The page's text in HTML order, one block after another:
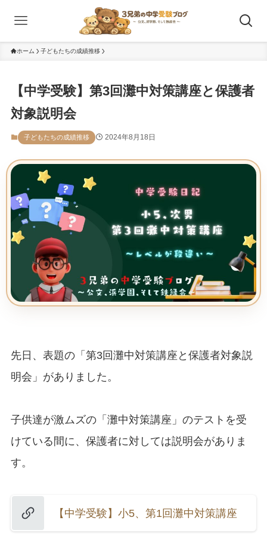
ホーム 子どもたちの成績推移
【中学受験】第3回灘中対策講座と保護者
対象説明会
子どもたちの成績推移 2024年8月18日
先日、表題の「第3回灘中対策講座と保護者対象説
明会」がありました。
子供達が激ムズの「灘中対策講座」のテストを受
けている間に、保護者に対しては説明会がありま
す。
【中学受験】小5、第1回灘中対策講座